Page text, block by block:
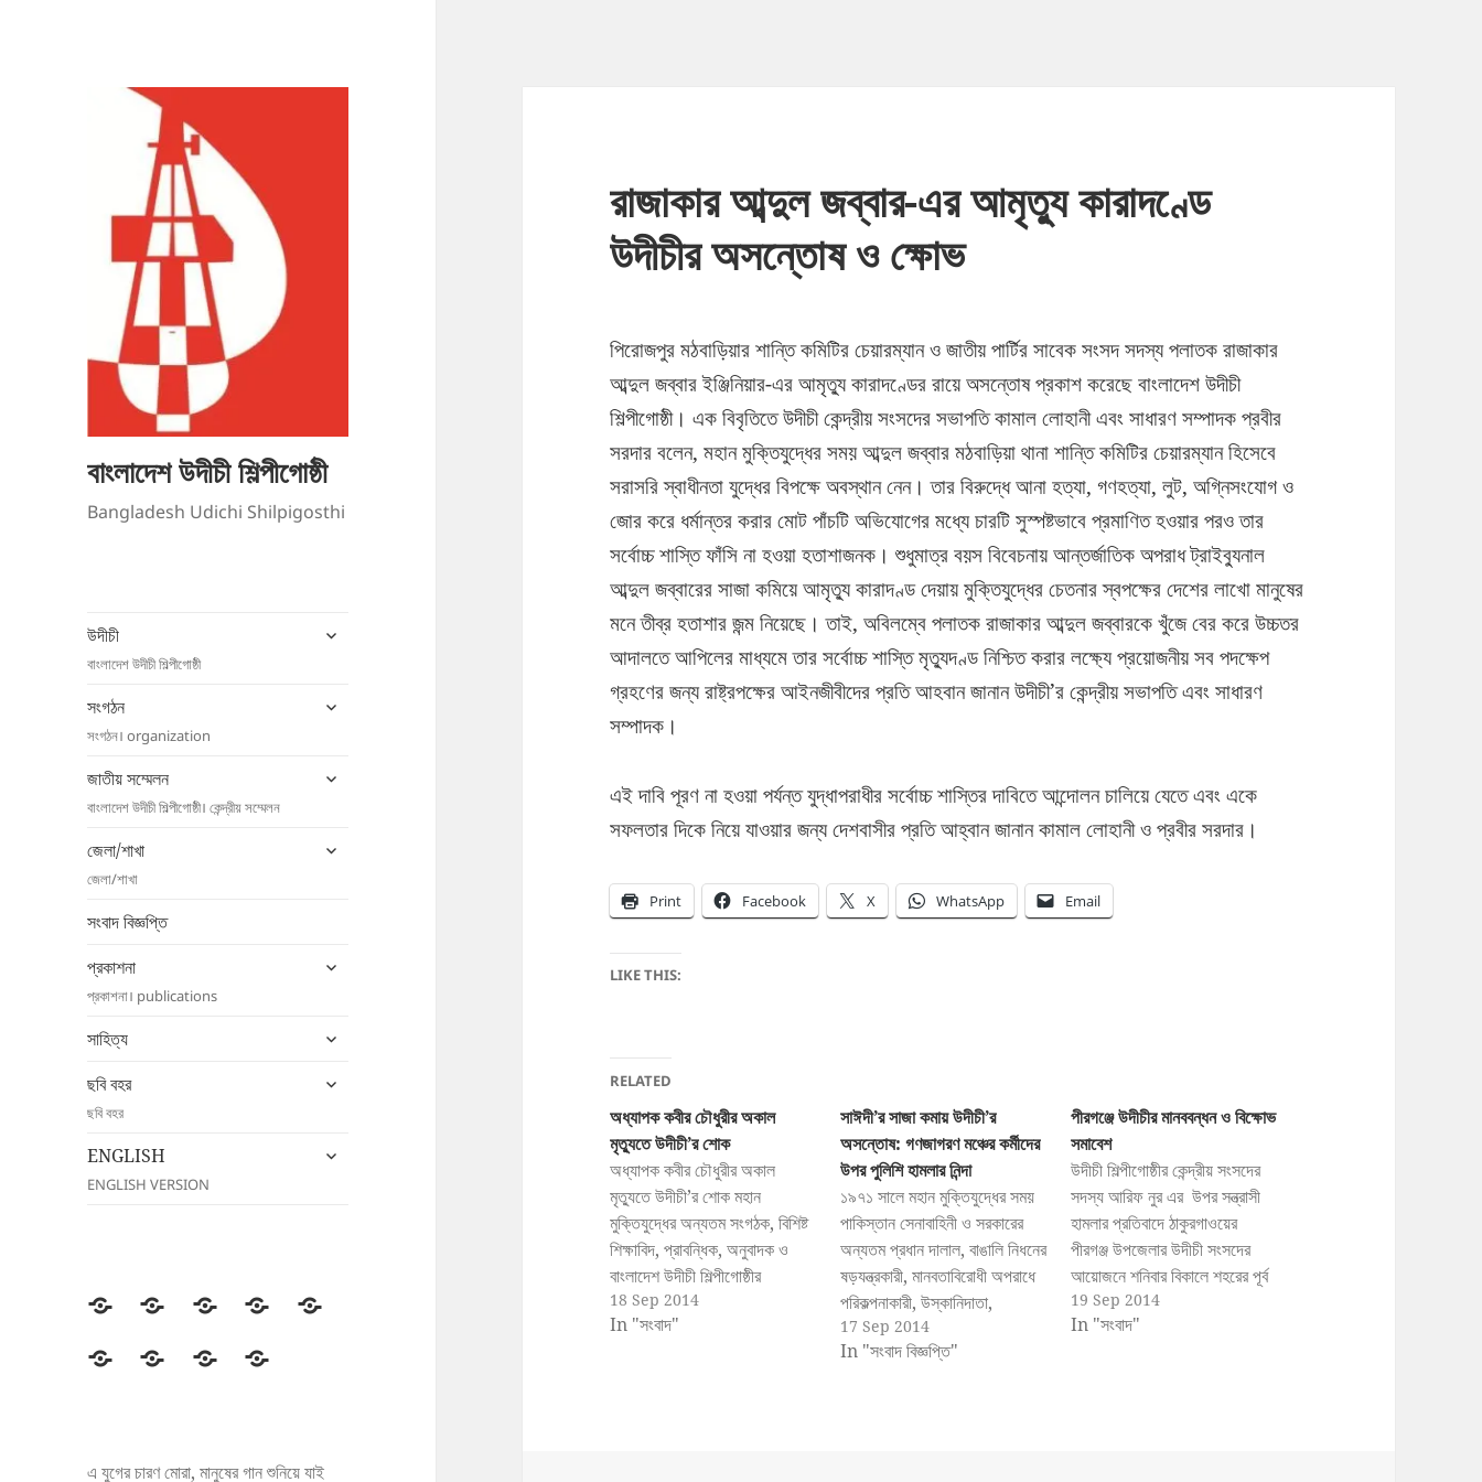
বাংলাদেশ উদীচী শিল্পীগোষ্ঠী
Bangladesh Udichi Shilpigosthi
উদীচী
বাংলাদেশ উদীচী শিল্পীগোষ্ঠী
expand
সংগঠন
সংগঠন। organization
expand
জাতীয় সম্মেলন
বাংলাদেশ উদীচী শিল্পীগোষ্ঠী। কেন্দ্রীয় সম্মেলন
expand
জেলা/শাখা
জেলা/শাখা
expand
সংবাদ বিজ্ঞপ্তি
প্রকাশনা
প্রকাশনা। publications
expand
সাহিত্য
expand
menu
ছবি বহর
ছবি বহর
expand
ENGLISH
ENGLISH VERSION
expand
উদীচী সংগঠন
জাতীয়
জেলা/
সংবাদ
প্রকাশনাসাহিত্য
ছবি
ENGLISH
এ যুগের চারণ মোরা, মানুষের গান শুনিয়ে যাই
রাজাকার আব্দুল জব্বার-এর আমৃত্যু কারাদণ্ডে
উদীচীর অসন্তোষ ও ক্ষোভ
পিরোজপুর মঠবাড়িয়ার শান্তি কমিটির চেয়ারম্যান ও জাতীয় পার্টির সাবেক সংসদ সদস্য পলাতক রাজাকার
আব্দুল জব্বার ইঞ্জিনিয়ার-এর আমৃত্যু কারাদণ্ডের রায়ে অসন্তোষ প্রকাশ করেছে বাংলাদেশ উদীচী
শিল্পীগোষ্ঠী। এক বিবৃতিতে উদীচী কেন্দ্রীয় সংসদের সভাপতি কামাল লোহানী এবং সাধারণ সম্পাদক প্রবীর
সরদার বলেন, মহান মুক্তিযুদ্ধের সময় আব্দুল জব্বার মঠবাড়িয়া থানা শান্তি কমিটির চেয়ারম্যান হিসেবে
সরাসরি স্বাধীনতা যুদ্ধের বিপক্ষে অবস্থান নেন।তার বিরুদ্ধে আনা হত্যা, গণহত্যা, লুট, অগ্নিসংযোগ ও
জোর করে ধর্মান্তর করার মোট পাঁচটি অভিযোগের মধ্যে চারটি সুস্পষ্টভাবে প্রমাণিত হওয়ার পরও তার
সর্বোচ্চ শাস্তি ফাঁসি না হওয়া হতাশাজনক। শুধুমাত্র বয়স বিবেচনায় আন্তর্জাতিক অপরাধ ট্রাইব্যুনাল
আব্দুল জব্বারের সাজা কমিয়ে আমৃত্যু কারাদণ্ড দেয়ায় মুক্তিযুদ্ধের চেতনার স্বপক্ষের দেশের লাখো মানুষের
মনে তীব্র হতাশার জন্ম নিয়েছে। তাই, অবিলম্বে পলাতক রাজাকার আব্দুল জব্বারকে খুঁজে বের করে উচ্চতর
আদালতে আপিলের মাধ্যমে তার সর্বোচ্চ শাস্তি মৃত্যুদণ্ড নিশ্চিত করার লক্ষ্যে প্রয়োজনীয় সব পদক্ষেপ
গ্রহণের জন্য রাষ্ট্রপক্ষের আইনজীবীদের প্রতি আহবান জানান উদীচী’র কেন্দ্রীয় সভাপতি এবং সাধারণ
সম্পাদক।
এই দাবি পূরণ না হওয়া পর্যন্ত যুদ্ধাপরাধীর সর্বোচ্চ শাস্তির দাবিতে আন্দোলন চালিয়ে যেতে এবং একে
সফলতার দিকে নিয়ে যাওয়ার জন্য দেশবাসীর প্রতি আহ্বান জানান কামাল লোহানী ও প্রবীর সরদার।
Print Facebook X WhatsApp Email
LIKE THIS:
RELATED
অধ্যাপক কবীর চৌধুরীর অকাল
মৃত্যুতে উদীচী’র শোক
অধ্যাপক কবীর চৌধুরীর অকাল
মৃত্যুতে উদীচী’র শোক মহান
মুক্তিযুদ্ধের অন্যতম সংগঠক, বিশিষ্ট
শিক্ষাবিদ, প্রাবন্ধিক, অনুবাদক ও
বাংলাদেশ উদীচী শিল্পীগোষ্ঠীর
উপদেষ্টামন্ডলীর অন্যতম সদস্য
অধ্যাপক কবীর চৌধুরীর মৃত্যুতে
18 Sep 2014
In "সংবাদ"
সাঈদী’র সাজা কমায় উদীচী’র
অসন্তোষ: গণজাগরণ মঞ্চের কর্মীদের
উপর পুলিশি হামলার নিন্দা
১৯৭১ সালে মহান মুক্তিযুদ্ধের সময়
পাকিস্তান সেনাবাহিনী ও সরকারের
অন্যতম প্রধান দালাল, বাঙালি নিধনের
ষড়যন্ত্রকারী, মানবতাবিরোধী অপরাধে
পরিকল্পনাকারী, উস্কানিদাতা,
ইন্ধনদাতা এবং রাজাকার, আলবদর,
আল-শামস, শান্তি কমিটি প্রভৃতি
17 Sep 2014
In "সংবাদ বিজ্ঞপ্তি"
পীরগঞ্জে উদীচীর মানববন্ধন ও বিক্ষোভ
সমাবেশ
উদীচী শিল্পীগোষ্ঠীর কেন্দ্রীয় সংসদের
সদস্য আরিফ নুর এর উপর সন্ত্রাসী
হামলার প্রতিবাদে ঠাকুরগাওয়ের
পীরগঞ্জ উপজেলার উদীচী সংসদের
আয়োজনে শনিবার বিকালে শহরের পূর্ব
চৌরাস্থায় মানববন্ধন ও বিক্ষোভ
সমাবেশ অনুষ্ঠিত হয়েছে। উদীচী
19 Sep 2014
In "সংবাদ"